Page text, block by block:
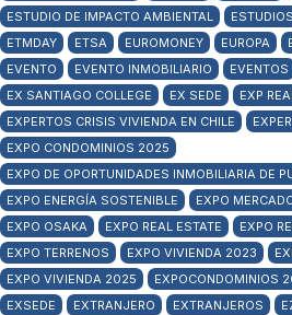
ESTUDIO DE IMPACTO AMBIENTAL
ESTUDIOS
ETMDAY
ETSA EUROMONEY EUROPA
EVENTO
EVENTO INMOBILIARIO EVENTOS
EX SANTIAGO COLLEGE
EX SEDE EXP
EXPERTOS CRISIS VIVIENDA EN CHILE
EXPO CONDOMINIOS 2025
EXPO DE OPORTUNIDADES INMOBILIARIA DE
EXPO ENERGÍA SOSTENIBLE
EXPO
EXPO OSAKA
EXPO REAL ESTATE
EXPO
EXPO TERRENOS
EXPO VIVIENDA 2023
EXPO VIVIENDA 2025
EXPOCONDOMINIOS
EXSEDE
EXTRANJERO EXTRANJEROS